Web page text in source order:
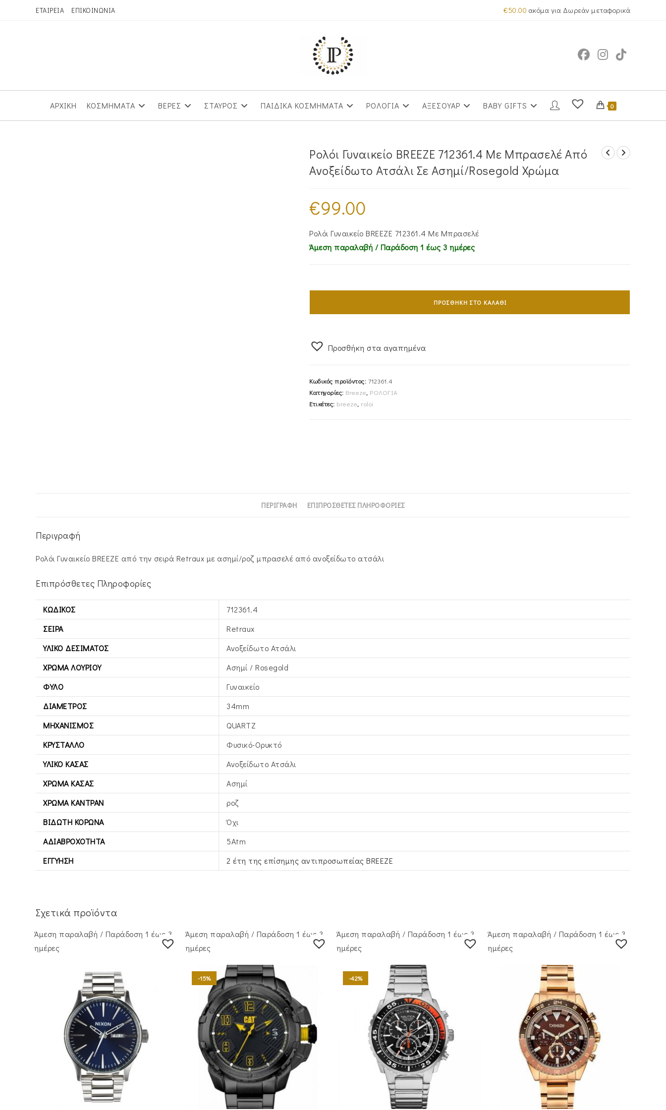
ΕΤΑΙΡΕΙΑ ΕΠΙΚΟΙΝΩΝΙΑ €50.00 ακόμα για Δωρεάν μεταφορικά
ΑΡΧΙΚΗ ΚΟΣΜΗΜΑΤΑ ΒΕΡΕΣ ΣΤΑΥΡΟΣ ΠΑΙΔΙΚΑ ΚΟΣΜΗΜΑΤΑ ΡΟΛΟΓΙΑ ΑΞΕΣΟΥΑΡ BABY GIFTS 0
Ρολόι Γυναικείο BREEZE 712361.4 Με Μπρασελέ Από
Ανοξείδωτο Ατσάλι Σε Ασημί/Rosegold Χρώμα
€99.00
Ρολόι Γυναικείο BREEZE 712361.4 Με Μπρασελέ
Άμεση παραλαβή / Παράδoση 1 έως 3 ημέρες
Ρολόι
BREEZE
Μπρασελέ
Σε
ΠΡΟΣΘΉΚΗ ΣΤΟ ΚΑΛΆΘΙ
Προσθήκη στα αγαπημένα
Κωδικός προϊόντος: 712361.4
Κατηγορίες: Breeze, ΡΟΛΟΓΙΑ
Ετικέτες: breeze, roloi
ΠΕΡΙΓΡΑΦΉ ΕΠΙΠΡΌΣΘΕΤΕΣ ΠΛΗΡΟΦΟΡΊΕΣ
Περιγραφή
Ρολόι Γυναικείο BREEZE από την σειρά Retraux με ασημί/ροζ μπρασελέ από ανοξείδωτο ατσάλι
Επιπρόσθετες Πληροφορίες
ΚΩΔΙΚΌΣ
712361.4
ΣΕΙΡΆ
Retraux
ΥΛΙΚΌ ΔΕΣΊΜΑΤΟΣ
Ανοξείδωτο Ατσάλι
ΧΡΏΜΑ ΛΟΥΡΙΟΎ
Ασημί / Rosegold
ΦΎΛΟ
Γυναικείο
ΔΙΆΜΕΤΡΟΣ
34mm
ΜΗΧΑΝΙΣΜΌΣ
QUARTZ
ΚΡΎΣΤΑΛΛΟ
Φυσικό-Ορυκτό
ΥΛΙΚΌ ΚΆΣΑΣ
Ανοξείδωτο Ατσάλι
ΧΡΏΜΑ ΚΆΣΑΣ
Ασημί
ΧΡΏΜΑ ΚΑΝΤΡΆΝ
ροζ
ΒΙΔΩΤΉ ΚΟΡΏΝΑ
Όχι
ΑΔΙΑΒΡΟΧΌΤΗΤΑ
5Atm
ΕΓΓΎΗΣΗ
2 έτη της επίσημης αντιπροσωπείας BREEZE
Σχετικά προϊόντα
Άμεση παραλαβή / Παράδoση 1 έως 3
ημέρες
Άμεση παραλαβή / Παράδoση 1 έως 3
ημέρες
-15%
Άμεση παραλαβή / Παράδoση 1 έως 3
ημέρες
-42%
Άμεση παραλαβή / Παράδoση 1 έως 3
ημέρες